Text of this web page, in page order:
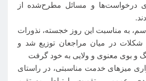
درخواست‌ها و مسائل مطرح‌شده از
به مناسبت این روز خجسته، نذورات
در میان مراجعان توزیع شد و
و بوی معنوی و ولایی به خود گرفت
میزهای خدمت مناسبتی، در راستای